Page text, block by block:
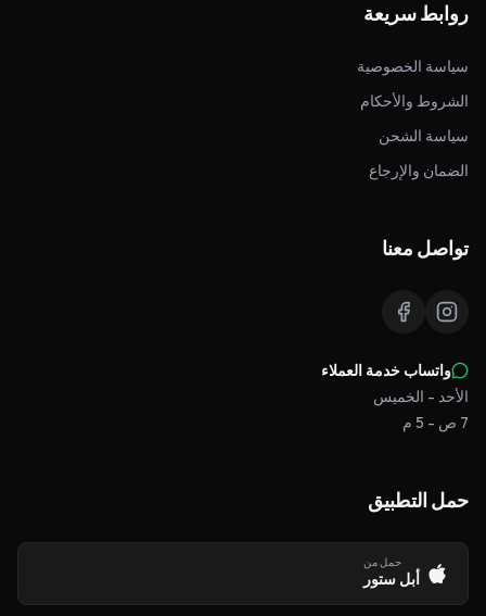
روابط سريعة
سياسة الخصوصية
الشروط والأحكام
سياسة الشحن
الضمان والإرجاع
تواصل معنا
واتساب خدمة العملاء
الأحد - الخميس
7 ص - 5 م
حمل التطبيق
حمل من
أبل ستور